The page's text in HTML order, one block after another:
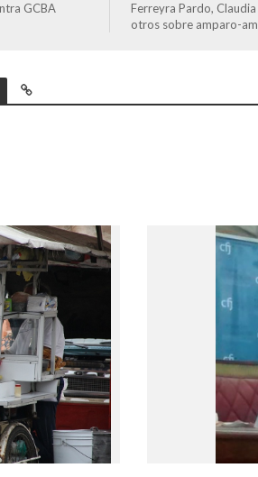
GCBA
Ferreyra Pardo,
otros sobre amparo-